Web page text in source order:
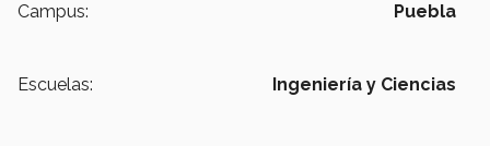
Campus: Puebla
Escuelas: Ingeniería y Ciencias